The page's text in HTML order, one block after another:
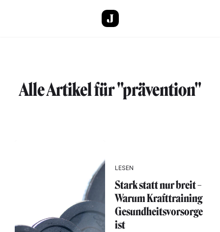
Alle Artikel für "prävention"
LESEN
Stark statt nur breit –
Warum Krafttraining
Gesundheitsvorsorge
ist